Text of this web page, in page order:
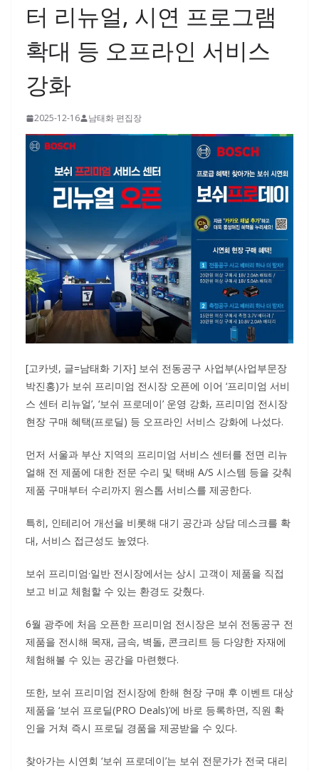
터 리뉴얼, 시연 프로그램
확대 등 오프라인 서비스
강화
2025-12-16 남태화 편집장
[고카넷, 글=남태화 기자] 보쉬 전동공구 사업부(사업부문장
박진홍)가 보쉬 프리미엄 전시장 오픈에 이어 ‘프리미엄 서비
스 센터 리뉴얼’, ‘보쉬 프로데이’ 운영 강화, 프리미엄 전시장
현장 구매 혜택(프로딜) 등 오프라인 서비스 강화에 나섰다.
먼저 서울과 부산 지역의 프리미엄 서비스 센터를 전면 리뉴
얼해 전 제품에 대한 전문 수리 및 택배 A/S 시스템 등을 갖춰
제품 구매부터 수리까지 원스톱 서비스를 제공한다.
특히, 인테리어 개선을 비롯해 대기 공간과 상담 데스크를 확
대, 서비스 접근성도 높였다.
보쉬 프리미엄·일반 전시장에서는 상시 고객이 제품을 직접
보고 비교 체험할 수 있는 환경도 갖췄다.
6월 광주에 처음 오픈한 프리미엄 전시장은 보쉬 전동공구 전
제품을 전시해 목재, 금속, 벽돌, 콘크리트 등 다양한 자재에
체험해볼 수 있는 공간을 마련했다.
또한, 보쉬 프리미엄 전시장에 한해 현장 구매 후 이벤트 대상
제품을 ‘보쉬 프로딜(PRO Deals)’에 바로 등록하면, 직원 확
인을 거쳐 즉시 프로딜 경품을 제공받을 수 있다.
찾아가는 시연회 ‘보쉬 프로데이’는 보쉬 전문가가 전국 대리